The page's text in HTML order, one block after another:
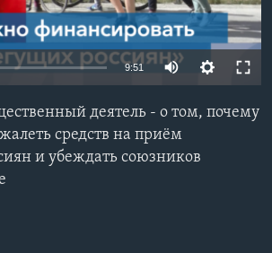
9:51
деятель - о том, почему
средств на приём
и убеждать союзников